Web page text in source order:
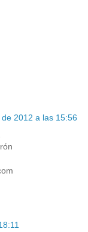
2012 a las 15:56